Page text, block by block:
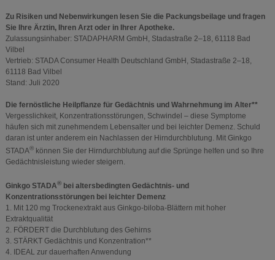
Zu Risiken und Nebenwirkungen lesen Sie die Packungsbeilage und fragen
Sie Ihre Ärztin, Ihren Arzt oder in Ihrer Apotheke.
Zulassungsinhaber: STADAPHARM GmbH, Stadastraße 2–18, 61118 Bad
Vilbel
Vertrieb: STADA Consumer Health Deutschland GmbH, Stadastraße 2–18,
61118 Bad Vilbel
Stand: Juli 2020
Die fernöstliche Heilpflanze für Gedächtnis und Wahrnehmung im Alter**
Vergesslichkeit, Konzentrationsstörungen, Schwindel – diese Symptome
häufen sich mit zunehmendem Lebensalter und bei leichter Demenz. Schuld
daran ist unter anderem ein Nachlassen der Hirndurchblutung. Mit Ginkgo
STADA®können Sie der Hirndurchblutung auf die Sprünge helfen und so Ihre
Gedächtnisleistung wieder steigern.
Ginkgo STADA®bei altersbedingten Gedächtnis- und
Konzentrationsstörungen bei leichter Demenz
1. Mit 120 mg Trockenextrakt aus Ginkgo-biloba-Blättern mit hoher
Extraktqualität
2. FÖRDERT die Durchblutung des Gehirns
3. STÄRKT Gedächtnis und Konzentration**
4. IDEAL zur dauerhaften Anwendung